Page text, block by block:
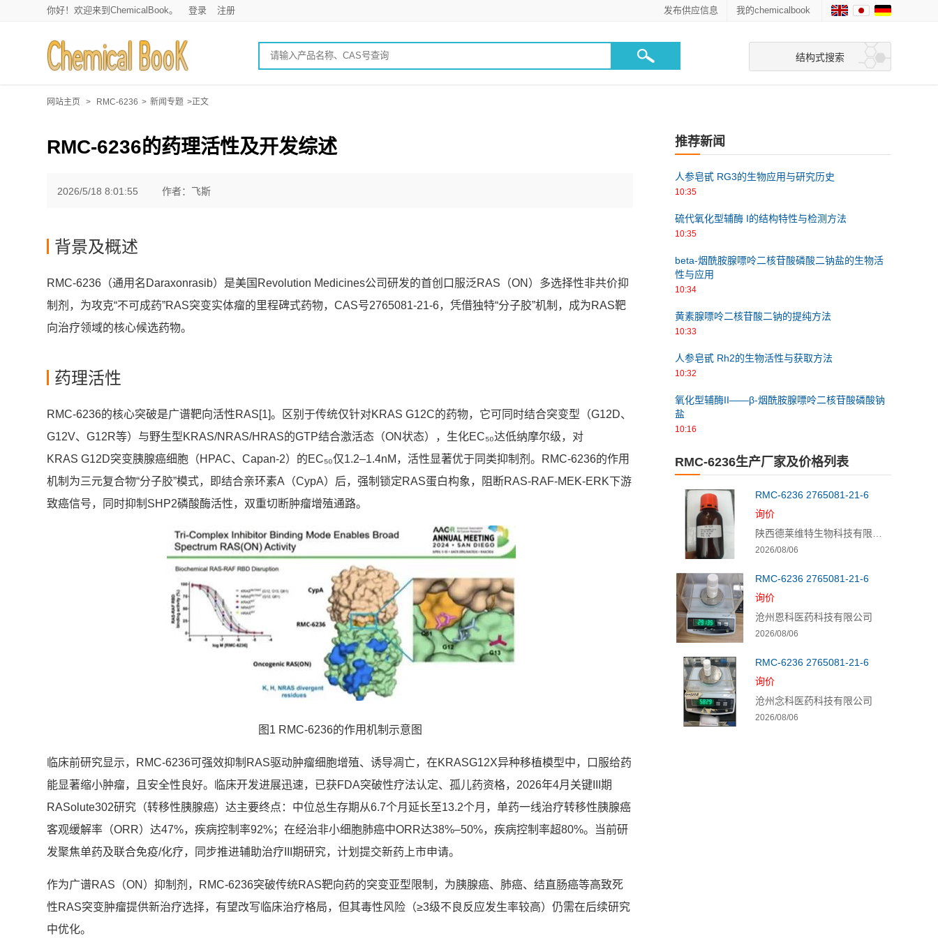
你好！欢迎来到ChemicalBook。 登录 注册 我的chemicalbook
发布供应信息
结构式搜索
网站主页 > RMC-6236 > 新闻专题 >正文
RMC-6236的药理活性及开发综述
2026/5/18 8:01:55 作者：飞斯
背景及概述
RMC-6236（通用名Daraxonrasib）是美国Revolution Medicines公司研发的首创口服泛RAS（ON）多选择性非共价抑
制剂，为攻克“不可成药”RAS突变实体瘤的里程碑式药物，CAS号2765081-21-6，凭借独特“分子胶”机制，成为RAS靶
向治疗领域的核心候选药物。
药理活性
RMC-6236的核心突破是广谱靶向活性RAS[1]。区别于传统仅针对KRAS G12C的药物，它可同时结合突变型（G12D、
G12V、G12R等）与野生型KRAS/NRAS/HRAS的GTP结合激活态（ON状态），生化EC₅₀达低纳摩尔级，对
KRAS G12D突变胰腺癌细胞（HPAC、Capan-2）的EC₅₀仅1.2–1.4nM，活性显著优于同类抑制剂。RMC-6236的作用
机制为三元复合物“分子胶”模式，即结合亲环素A（CypA）后，强制锁定RAS蛋白构象，阻断RAS-RAF-MEK-ERK下游
致癌信号，同时抑制SHP2磷酸酶活性，双重切断肿瘤增殖通路。
图1 RMC-6236的作用机制示意图
临床前研究显示，RMC-6236可强效抑制RAS驱动肿瘤细胞增殖、诱导凋亡，在KRASG12X异种移植模型中，口服给药
能显著缩小肿瘤，且安全性良好。临床开发进展迅速，已获FDA突破性疗法认定、孤儿药资格，2026年4月关键III期
RASolute302研究（转移性胰腺癌）达主要终点：中位总生存期从6.7个月延长至13.2个月，单药一线治疗转移性胰腺癌
客观缓解率（ORR）达47%，疾病控制率92%；在经治非小细胞肺癌中ORR达38%–50%，疾病控制率超80%。当前研
发聚焦单药及联合免疫/化疗，同步推进辅助治疗III期研究，计划提交新药上市申请。
作为广谱RAS（ON）抑制剂，RMC-6236突破传统RAS靶向药的突变亚型限制，为胰腺癌、肺癌、结直肠癌等高致死
性RAS突变肿瘤提供新治疗选择，有望改写临床治疗格局，但其毒性风险（≥3级不良反应发生率较高）仍需在后续研究
中优化。
推荐新闻
人参皂甙 RG3的生物应用与研究历史
10:35
硫代氧化型辅酶 I的结构特性与检测方法
10:35
beta-烟酰胺腺嘌呤二核苷酸磷酸二钠盐的生物活
性与应用
10:34
黄素腺嘌呤二核苷酸二钠的提纯方法
10:33
人参皂甙 Rh2的生物活性与获取方法
10:32
氧化型辅酶II——β-烟酰胺腺嘌呤二核苷酸磷酸钠
盐
10:16
RMC-6236生产厂家及价格列表
RMC-6236 2765081-21-6
询价
2026/08/06
RMC-6236 2765081-21-6
询价
沧州恩科医药科技有限公司
2026/08/06
RMC-6236 2765081-21-6
询价
沧州念科医药科技有限公司
2026/08/06